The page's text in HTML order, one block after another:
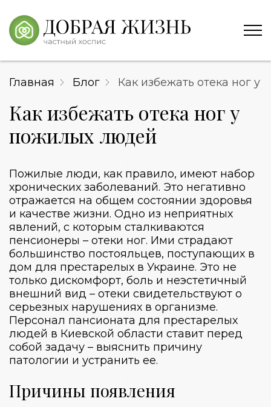
Главная Блог Как избежать отека ног
Как избежать отека ног у
пожилых людей
Пожилые люди, как правило, имеют набор
хронических заболеваний. Это негативно
отражается на общем состоянии здоровья
и качестве жизни. Одно из неприятных
явлений, с которым сталкиваются
пенсионеры – отеки ног. Ими страдают
большинство постояльцев, поступающих в
дом для престарелых в Украине. Это не
только дискомфорт, боль и неэстетичный
внешний вид – отеки свидетельствуют о
серьезных нарушениях в организме.
Персонал пансионата для престарелых
людей в Киевской области ставит перед
собой задачу – выяснить причину
патологии и устранить ее.
Причины появления